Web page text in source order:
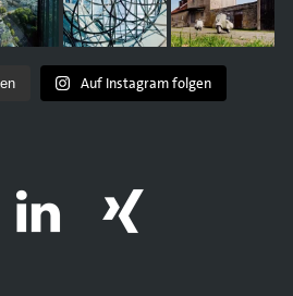
Auf Instagram folgen